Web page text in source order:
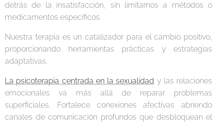
detrás de la insatisfacción, sin limitarnos a métodos o
medicamentos específicos.
Nuestra terapia es un catalizador para el cambio positivo,
proporcionando herramientas prácticas y estrategias
adaptativas.
La psicoterapia centrada en la sexualidad y las relaciones
emocionales va más allá de reparar problemas
superficiales. Fortalece conexiones afectivas abriendo
canales de comunicación profundos que desbloquean el